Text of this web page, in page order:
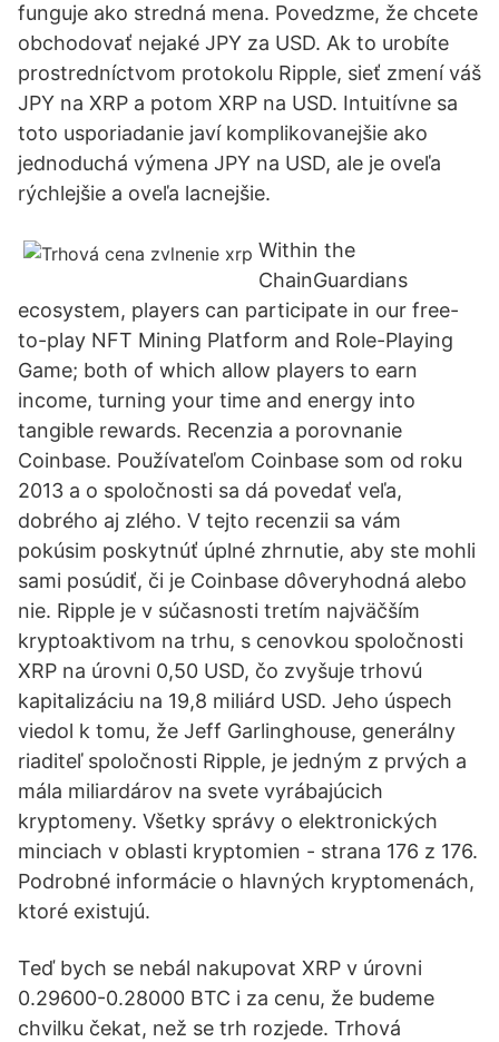
funguje ako stredná mena. Povedzme, že chcete
obchodovať nejaké JPY za USD. Ak to urobíte
prostredníctvom protokolu Ripple, sieť zmení váš
JPY na XRP a potom XRP na USD. Intuitívne sa
toto usporiadanie javí komplikovanejšie ako
jednoduchá výmena JPY na USD, ale je oveľa
rýchlejšie a oveľa lacnejšie.
Within the
ChainGuardians
ecosystem, players can participate in our free-
to-play NFT Mining Platform and Role-Playing
Game; both of which allow players to earn
income, turning your time and energy into
tangible rewards. Recenzia a porovnanie
Coinbase. Používateľom Coinbase som od roku
2013 a o spoločnosti sa dá povedať veľa,
dobrého aj zlého. V tejto recenzii sa vám
pokúsim poskytnúť úplné zhrnutie, aby ste mohli
sami posúdiť, či je Coinbase dôveryhodná alebo
nie. Ripple je v súčasnosti tretím najväčším
kryptoaktivom na trhu, s cenovkou spoločnosti
XRP na úrovni 0,50 USD, čo zvyšuje trhovú
kapitalizáciu na 19,8 miliárd USD. Jeho úspech
viedol k tomu, že Jeff Garlinghouse, generálny
riaditeľ spoločnosti Ripple, je jedným z prvých a
mála miliardárov na svete vyrábajúcich
kryptomeny. Všetky správy o elektronických
minciach v oblasti kryptomien - strana 176 z 176.
Podrobné informácie o hlavných kryptomenách,
ktoré existujú.
Teď bych se nebál nakupovat XRP v úrovni
0.29600-0.28000 BTC i za cenu, že budeme
chvilku čekat, než se trh rozjede. Trhová